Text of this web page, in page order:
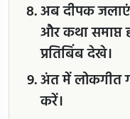
अब दीपक
और कथा समाप्त
प्रतिबिंब देखे।
अंत में लोकगीत
करें।